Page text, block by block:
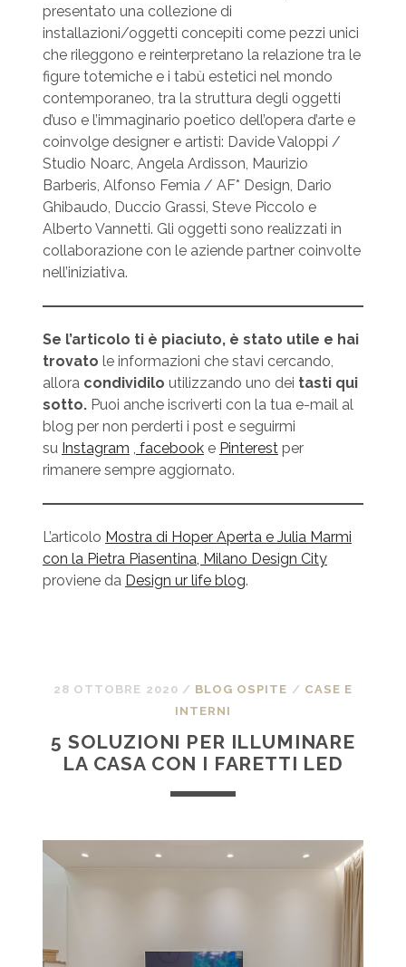
presentato una collezione di
installazioni/oggetti concepiti come pezzi unici
che rileggono e reinterpretano la relazione tra le
figure totemiche e i tabù estetici nel mondo
contemporaneo, tra la struttura degli oggetti
d’uso e l’immaginario poetico dell’opera d’arte e
coinvolge designer e artisti: Davide Valoppi /
Studio Noarc, Angela Ardisson, Maurizio
Barberis, Alfonso Femia / AF* Design, Dario
Ghibaudo, Duccio Grassi, Steve Piccolo e
Alberto Vannetti. Gli oggetti sono realizzati in
collaborazione con le aziende partner coinvolte
nell’iniziativa.
Se l’articolo ti è piaciuto, è stato utile e hai
trovato le informazioni che stavi cercando,
alloracondividilo utilizzando uno dei tasti qui
sotto.Puoi anche iscriverti con la tua e-mail al
blog per non perderti i post e seguirmi
su Instagram , facebooke Pinterestper
rimanere sempre aggiornato.
L’articolo Mostra di Hoper Aperta e Julia Marmi
con la Pietra Piasentina, Milano Design City
proviene da Design ur life blog.
28 OTTOBRE 2020 / BLOG OSPITE / CASE E
INTERNI
5 SOLUZIONI PER ILLUMINARE
LA CASA CON I FARETTI LED